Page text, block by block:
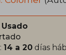
14 a 20 días